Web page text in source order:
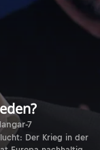
7
Der Krieg in der